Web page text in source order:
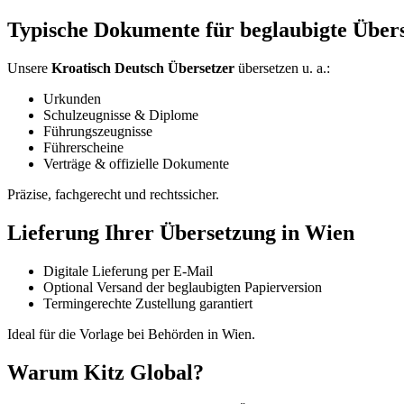
Typische Dokumente für beglaubigte
Unsere Kroatisch Deutsch Übersetzer übersetzen u. a.:
Urkunden
Schulzeugnisse & Diplome
Führungszeugnisse
Führerscheine
Verträge & offizielle Dokumente
Präzise, fachgerecht und rechtssicher.
Lieferung Ihrer Übersetzung in Wien
Digitale Lieferung per E-Mail
Optional Versand der beglaubigten Papierversion
Termingerechte Zustellung garantiert
Ideal für die Vorlage bei Behörden in Wien.
Warum Kitz Global?